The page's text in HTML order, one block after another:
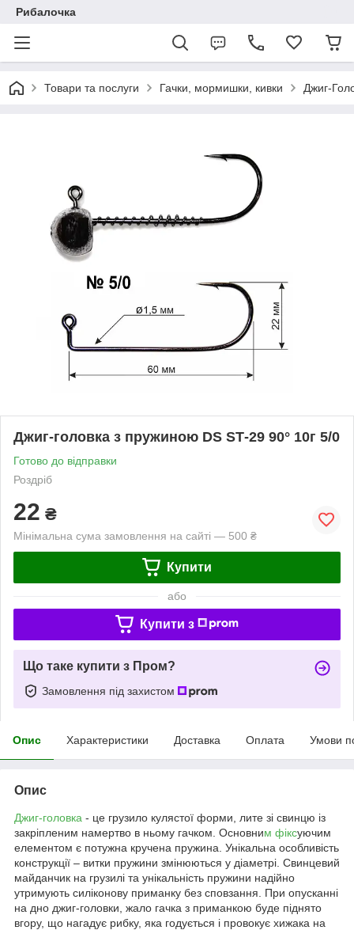
Рибалочка
Товари та послуги Гачки, мормишки, кивки Джиг-
Джиг-головка з пружиною DS SТ-29 90° 10г 5/0
Готово до відправки
Роздріб
22 ₴
Мінімальна сума замовлення на сайті — 500 ₴
Купити
або
Купити з
Що таке купити з Пром?
Замовлення під захистом
Опис Характеристики Доставка Оплата Умови
Опис
Джиг-головка - це грузило кулястої форми, лите зі свинцю із
закріпленим намертво в ньому гачком. Основним фіксуючим
елементом є потужна кручена пружина. Унікальна особливість
конструкції – витки пружини змінюються у діаметрі. Свинцевий
майданчик на грузилі та унікальність пружини надійно
утримують силіконову приманку без сповзання. При опусканні
на дно джиг-головки, жало гачка з приманкою буде піднято
вгору, що нагадує рибку, яка годується і провокує хижака на